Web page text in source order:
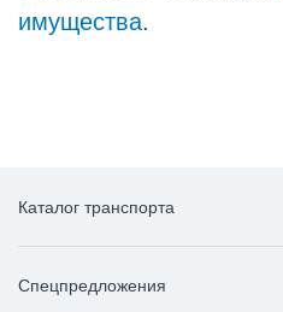
имущества.
Каталог транспорта
Спецпредложения